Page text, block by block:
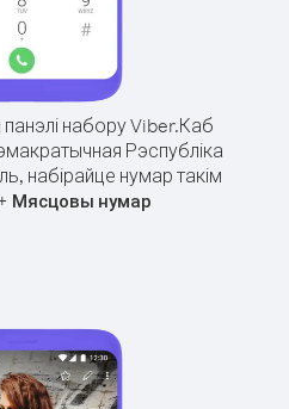
набору Viber.Каб
Рэспубліка
набірайце нумар такім
Мясцовы нумар